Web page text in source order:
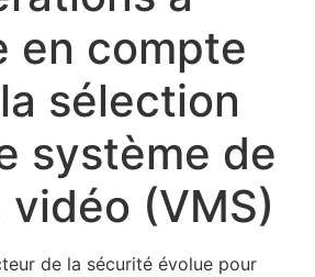
en compte
sélection
système de
(VMS)
de la sécurité évolue pour